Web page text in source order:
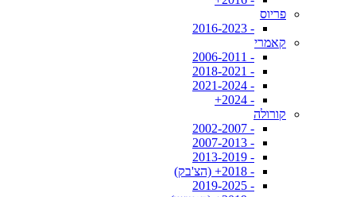
פריוס
- 2016-2023
קאמרי
- 2006-2011
- 2018-2021
- 2021-2024
- 2024+
קורולה
- 2002-2007
- 2007-2013
- 2013-2019
- 2018+ (הצ'בק)
- 2019-2025